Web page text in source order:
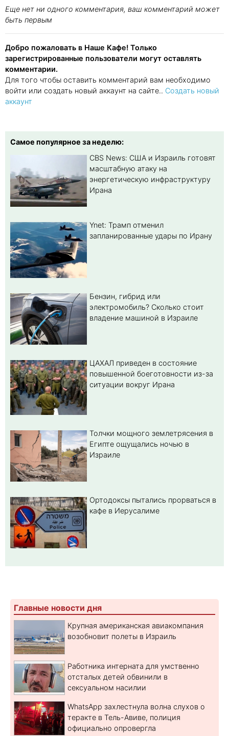
Еще нет ни одного комментария, ваш комментарий может
быть первым
Добро пожаловать в Наше Кафе! Только
зарегистрированные пользователи могут оставлять
комментарии.
Для того чтобы оставить комментарий вам необходимо
войти или создать новый аккаунт на сайте.. Создать новый
аккаунт
Самое популярное за неделю:
CBS News: США и Израиль готовят
масштабную атаку на
энергетическую инфраструктуру
Ирана
Ynet: Трамп отменил
запланированные удары по Ирану
Бензин, гибрид или
электромобиль? Cколько стоит
владение машиной в Израиле
ЦАХАЛ приведен в состояние
повышенной боеготовности из-за
ситуации вокруг Ирана
Толчки мощного землетрясения в
Египте ощущались ночью в
Израиле
Ортодоксы пытались прорваться в
кафе в Иерусалиме
Главные новости дня
Крупная американская авиакомпания
возобновит полеты в Израиль
Работника интерната для умственно
отсталых детей обвинили в
сексуальном насилии
WhatsApp захлестнула волна слухов о
теракте в Тель-Авиве, полиция
официально опровергла